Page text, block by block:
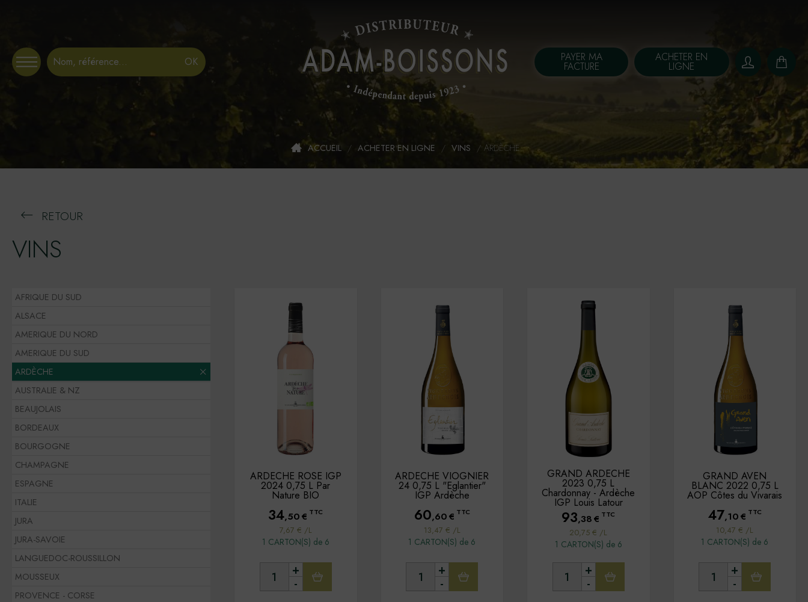
PAYER MA
FACTURE
ACHETER EN
LIGNE
ACCUEIL / ACHETER EN LIGNE / VINS / ARDÈCHE
RETOUR
VINS
AFRIQUE DU SUD
ALSACE
AMERIQUE DU NORD
AMERIQUE DU SUD
ARDÈCHE
AUSTRALIE & NZ
BEAUJOLAIS
BORDEAUX
BOURGOGNE
CHAMPAGNE
ESPAGNE
ITALIE
JURA
JURA-SAVOIE
LANGUEDOC-ROUSSILLON
MOUSSEUX
PROVENCE - CORSE
ARDECHE ROSE IGP
2024 0,75 L Par
Nature BIO
34,50€ TTC
7,67 € /L
1 CARTON(S) de 6
-
+
ARDECHE VIOGNIER
24 0,75 L "Eglantier"
IGP Ardèche
60,60€ TTC
13,47 € /L
1 CARTON(S) de 6
-
+
GRAND ARDECHE
2023 0,75 L
Chardonnay - Ardèche
IGP Louis Latour
93,38€ TTC
20,75 € /L
1 CARTON(S) de 6
-
+
GRAND AVEN
BLANC 2022 0,75 L
AOP Côtes du Vivarais
47,10€ TTC
10,47 € /L
1 CARTON(S) de 6
-
+